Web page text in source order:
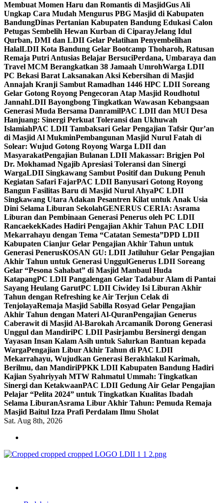
Membuat Momen Haru dan Romantis di MasjidGus Ali
Ungkap Cara Mudah Mengurus PBG Masjid di Kabupaten
BandungDinas Pertanian Kabupaten Bandung Edukasi Calon
Petugas Sembelih Hewan Kurban di CiparayJelang Idul
Qurban, DMI dan LDII Gelar Pelatihan Penyembelihan
HalalLDII Kota Bandung Gelar Bootcamp Thoharoh, Ratusan
Remaja Putri Antusias Belajar BersuciPerdana, Umbaraya dan
Travel MCM Berangkatkan 38 Jamaah UmrohWarga LDII
PC Bekasi Barat Laksanakan Aksi Kebersihan di Masjid
Annajah Kranji Sambut Ramadhan 1446 HPC LDII Soreang
Gelar Gotong Royong Pengecoran Atap Masjid Roudhotul
JannahLDII Bayongbong Tingkatkan Wawasan Kebangsaan
Generasi Muda Bersama DanramilPAC LDII dan MUI Desa
Hanjuang: Sinergi Perkuat Toleransi dan Ukhuwah
IslamiahPAC LDII Tambaksari Gelar Pengajian Tafsir Qur’an
di Masjid Al MukminPembangunan Masjid Nurul Fatah di
Solear: Wujud Gotong Royong Warga LDII dan
MasyarakatPengajian Bulanan LDII Makassar: Brigjen Pol
Dr. Mokhamad Ngajib Apresiasi Toleransi dan Sinergi
WargaLDII Singkawang Sambut Positif dan Dukung Penuh
Kegiatan Safari FajarPAC LDII Banyusari Gotong Royong
Bangun Fasilitas Baru di Masjid Nurul AhyaPC LDII
Singkawang Utara Adakan Pesantren Kilat untuk Anak Usia
Dini Selama Liburan SekolahGENERUS CERIA: Asrama
Liburan dan Pembinaan Generasi Penerus oleh PC LDII
RancaekekKades Hadiri Pengajian Akhir Tahun PAC LDII
Mekarrahayu dengan Tema “Catatan Semesta”DPD LDII
Kabupaten Cianjur Gelar Pengajian Akhir Tahun untuk
Generasi PenerusKOSAN GU: LDII Jatiluhur Gelar Pengajian
Akhir Tahun untuk Generasi UnggulGenerus LDII Soreang
Gelar “Pesona Sahabat” di Masjid Manbaul Huda
KatapangPC LDII Pangalengan Gelar Tadabur Alam di Pantai
Sayang Heulang GarutPC LDII Ciwidey Isi Liburan Akhir
Tahun dengan Refreshing ke Air Terjun Celak di
TenjolayaRemaja Masjid Sabilla Rosyad Gelar Pengajian
Akhir Tahun dengan Materi Al-QuranPengajian Generus
Caberawit di Masjid Al-Barokah Arcamanik Dorong Generasi
Unggul dan MandiriPC LDII Pasirjambu Bersinergi dengan
Yayasan Insan Kalam Asih untuk Salurkan Bantuan kepada
WargaPengajian Libur Akhir Tahun di PAC LDII
Mekarrahayu, Wujudkan Generasi Berakhlakul Karimah,
Berilmu, dan MandiriPPKK LDII Kabupaten Bandung Hadiri
Kajian Syahriyyah MTW Rahmatul Ummah: Tingkatkan
Sinergi dan KetakwaanPAC LDII Gedung Air Gelar Pengajian
Pelajar “Pelita 2024” untuk Tingkatkan Kualitas Ibadah
Selama LiburanAsrama Libur Akhir Tahun: Pemuda Remaja
Masjid Baitul Izza Prafi Perdalam Ilmu Sholat
Sat. Aug 8th, 2026